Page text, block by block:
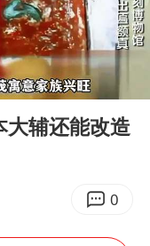
独闯南太行失联女子遗体已找到
级地震
白海豚突然大拐弯 走出罕见路线
存在“国格”
高铁双人座被免票儿童挤成3人座
05:47
大辅还能改造
0